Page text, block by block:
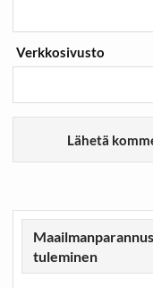
Verkkosivusto
tuleminen